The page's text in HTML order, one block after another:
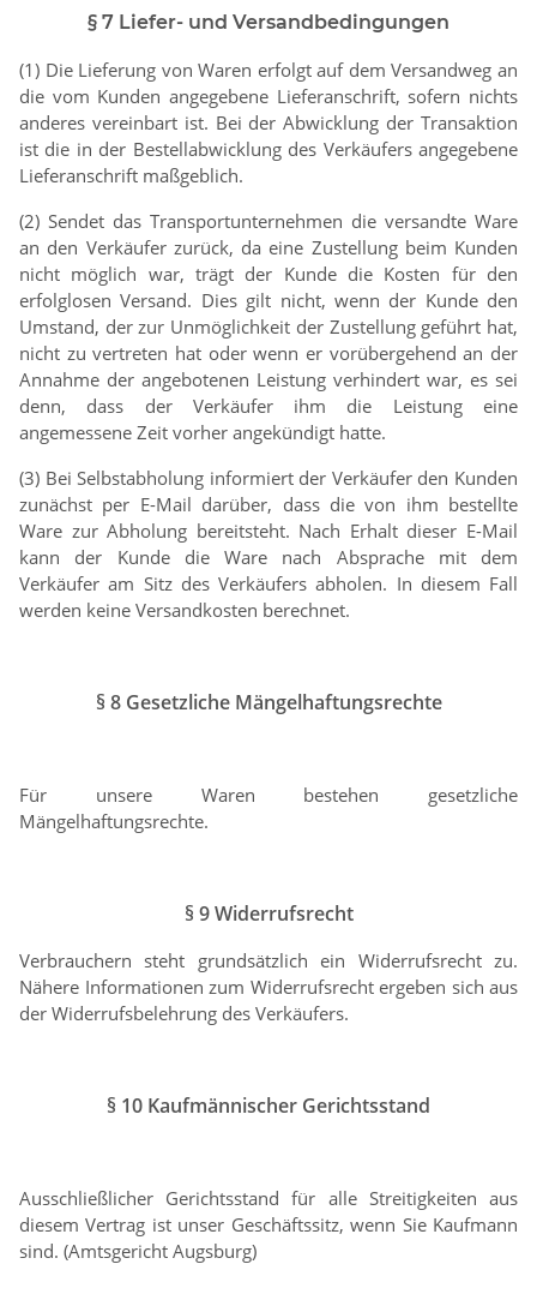
§ 7 Liefer- und Versandbedingungen
(1) Die Lieferung von Waren erfolgt auf dem Versandweg an
die vom Kunden angegebene Lieferanschrift, sofern nichts
anderes vereinbart ist. Bei der Abwicklung der Transaktion
ist die in der Bestellabwicklung des Verkäufers angegebene
Lieferanschrift maßgeblich.
(2) Sendet das Transportunternehmen die versandte Ware
an den Verkäufer zurück, da eine Zustellung beim Kunden
nicht möglich war, trägt der Kunde die Kosten für den
erfolglosen Versand. Dies gilt nicht, wenn der Kunde den
Umstand, der zur Unmöglichkeit der Zustellung geführt hat,
nicht zu vertreten hat oder wenn er vorübergehend an der
Annahme der angebotenen Leistung verhindert war, es sei
denn, dass der Verkäufer ihm die Leistung eine
angemessene Zeit vorher angekündigt hatte.
(3) Bei Selbstabholung informiert der Verkäufer den Kunden
zunächst per E-Mail darüber, dass die von ihm bestellte
Ware zur Abholung bereitsteht. Nach Erhalt dieser E-Mail
kann der Kunde die Ware nach Absprache mit dem
Verkäufer am Sitz des Verkäufers abholen. In diesem Fall
werden keine Versandkosten berechnet.
§ 8 Gesetzliche Mängelhaftungsrechte
Für unsere Waren bestehen gesetzliche
Mängelhaftungsrechte.
§ 9 Widerrufsrecht
Verbrauchern steht grundsätzlich ein Widerrufsrecht zu.
Nähere Informationen zum Widerrufsrecht ergeben sich aus
der Widerrufsbelehrung des Verkäufers.
§ 10 Kaufmännischer Gerichtsstand
Ausschließlicher Gerichtsstand für alle Streitigkeiten aus
diesem Vertrag ist unser Geschäftssitz, wenn Sie Kaufmann
sind. (Amtsgericht Augsburg)